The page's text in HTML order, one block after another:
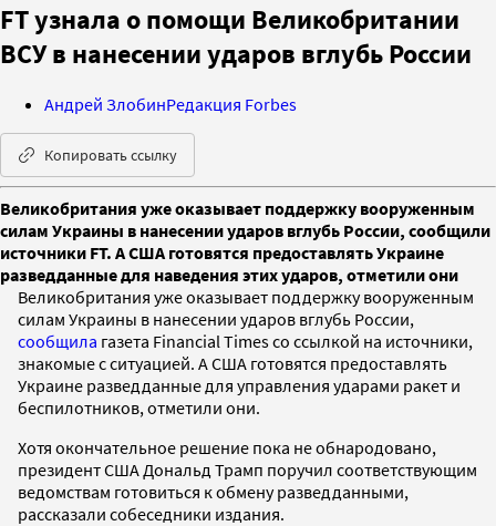
FT узнала о помощи Великобритании
ВСУ в нанесении ударов вглубь России
Андрей ЗлобинРедакция Forbes
Копировать ссылку
Великобритания уже оказывает поддержку вооруженным
силам Украины в нанесении ударов вглубь России, сообщили
источники FT. А США готовятся предоставлять Украине
разведданные для наведения этих ударов, отметили они
Великобритания уже оказывает поддержку вооруженным
силам Украины в нанесении ударов вглубь России,
сообщила газета Financial Times со ссылкой на источники,
знакомые с ситуацией. А США готовятся предоставлять
Украине разведданные для управления ударами ракет и
беспилотников, отметили они.
Хотя окончательное решение пока не обнародовано,
президент США Дональд Трамп поручил соответствующим
ведомствам готовиться к обмену разведданными,
рассказали собеседники издания.